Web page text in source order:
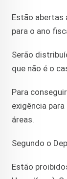
Estão abertas
para o ano
Serão
que não é o
Para
exigência
áreas.
Segundo o
Estão